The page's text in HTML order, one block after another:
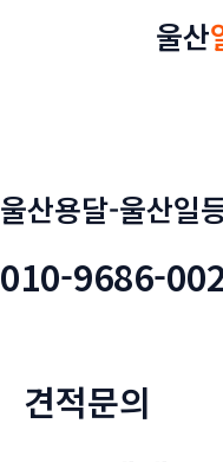
뛰
울산
울산용달-울산일
010-9686-
견적문의